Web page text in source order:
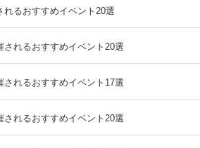
れるおすすめイベント20選
されるおすすめイベント20選
されるおすすめイベント17選
されるおすすめイベント20選